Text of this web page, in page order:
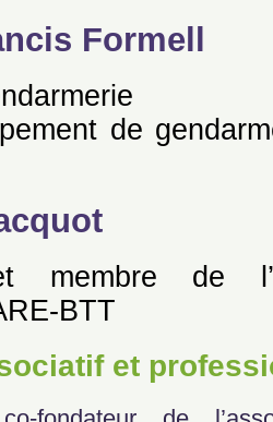
Formell
de
membre de
BTT
et